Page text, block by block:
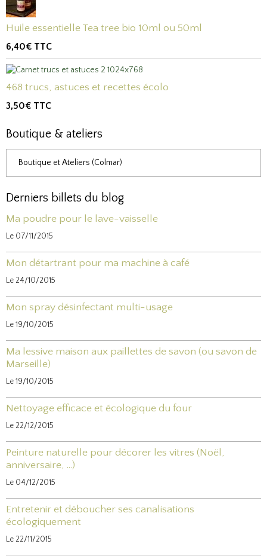
Huile essentielle Tea tree bio 10ml ou 50ml
6,40€ TTC
468 trucs, astuces et recettes écolo
3,50€ TTC
Boutique & ateliers
Boutique et Ateliers (Colmar)
Derniers billets du blog
Ma poudre pour le lave-vaisselle
Le 07/11/2015
Mon détartrant pour ma machine à café
Le 24/10/2015
Mon spray désinfectant multi-usage
Le 19/10/2015
Ma lessive maison aux paillettes de savon (ou savon de
Marseille)
Le 19/10/2015
Nettoyage efficace et écologique du four
Le 22/12/2015
Peinture naturelle pour décorer les vitres (Noël,
anniversaire, ...)
Le 04/12/2015
Entretenir et déboucher ses canalisations
écologiquement
Le 22/11/2015